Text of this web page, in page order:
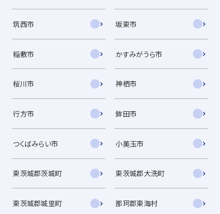
筑西市 坂東市
稲敷市 かすみがうら市
桜川市 神栖市
行方市 鉾田市
つくばみらい市 小美玉市
東茨城郡茨城町 東茨城郡大洗町
東茨城郡城里町 那珂郡東海村